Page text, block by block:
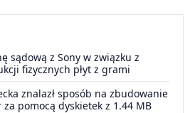
sądową z Sony w związku z
fizycznych płyt z grami
znalazł sposób na zbudowanie
pomocą dyskietek z 1.44 MB